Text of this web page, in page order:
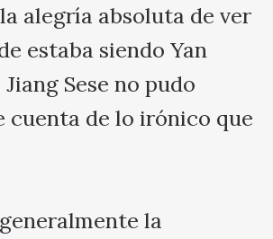
alegría absoluta de ver
estaba siendo Yan
Sese no pudo
cuenta de lo irónico que
la